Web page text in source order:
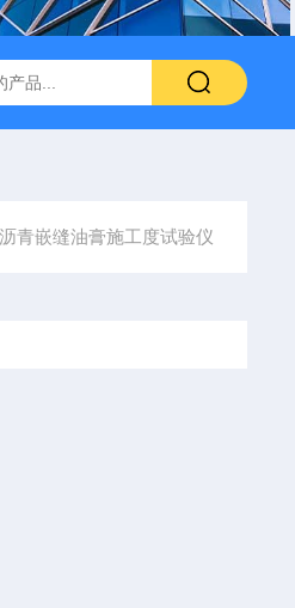
全自动低温慢速冻融试验机
青嵌缝油膏施工度试验仪